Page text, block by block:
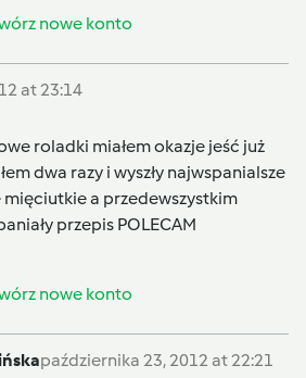
nowe konto
at 23:14
roladki miałem okazje jeść już
dwa razy i wyszły najwspanialsze
a przedewszystkim
przepis POLECAM
nowe konto
października 23, 2012 at 22:21